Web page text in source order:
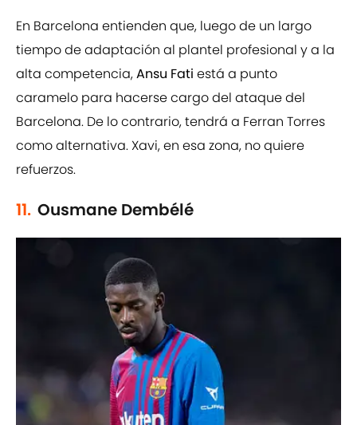
En Barcelona entienden que, luego de un largo
tiempo de adaptación al plantel profesional y a la
alta competencia,Ansu Fati está a punto
caramelo para hacerse cargo del ataque del
Barcelona. De lo contrario, tendrá a Ferran Torres
como alternativa. Xavi, en esa zona, no quiere
refuerzos.
11. Ousmane Dembélé